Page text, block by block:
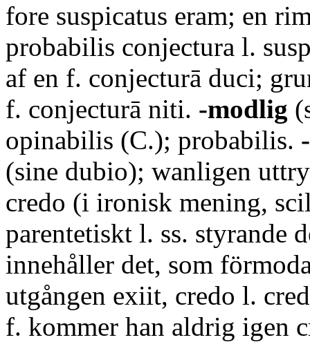
fore suspicatus eram; en
probabilis conjectura l.
af en f. conjecturā duci;
f. conjecturā niti. -modlig
opinabilis (C.); probabilis.
(sine dubio); wanligen
credo (i ironisk mening,
parentetiskt l. ss. styrande
innehåller det, som
utgången exiit, credo l.
f. kommer han aldrig igen